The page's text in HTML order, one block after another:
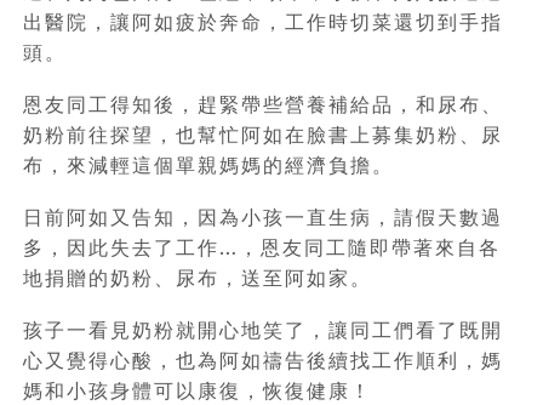
出醫院，讓阿如疲於奔命，工作時切菜還切到手指
頭。
恩友同工得知後，趕緊帶些營養補給品，和尿布、
奶粉前往探望，也幫忙阿如在臉書上募集奶粉、尿
布，來減輕這個單親媽媽的經濟負擔。
日前阿如又告知，因為小孩一直生病，請假天數過
多，因此失去了工作…，恩友同工隨即帶著來自各
地捐贈的奶粉、尿布，送至阿如家。
孩子一看見奶粉就開心地笑了，讓同工們看了既開
心又覺得心酸，也為阿如禱告後續找工作順利，媽
媽和小孩身體可以康復，恢復健康！